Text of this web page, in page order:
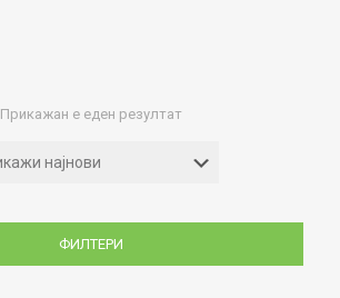
Прикажан е еден резултат
ФИЛТЕРИ